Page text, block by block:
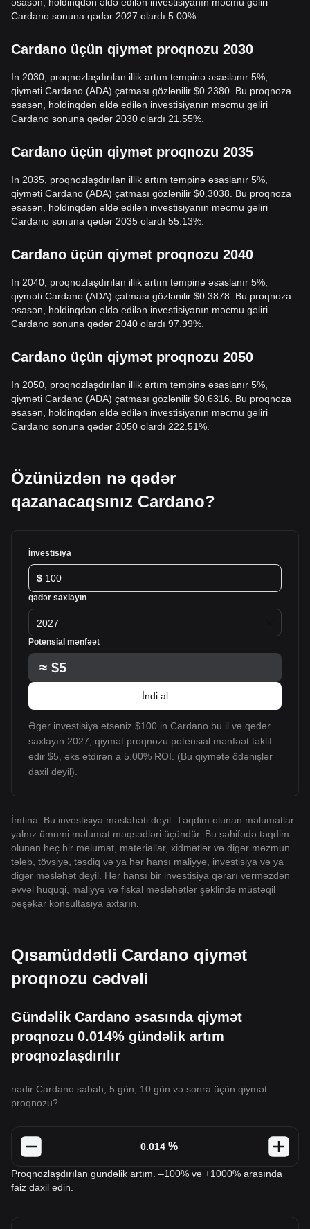
Cardano sonuna qədər 2027 olardı 5.00%.
Cardano üçün qiymət proqnozu 2030
In 2030, proqnozlaşdırılan illik artım tempinə əsaslanır 5%,
qiyməti Cardano (ADA) çatması gözlənilir $0.2380. Bu proqnoza
əsasən, holdinqdən əldə edilən investisiyanın məcmu gəliri
Cardano sonuna qədər 2030 olardı 21.55%.
Cardano üçün qiymət proqnozu 2035
In 2035, proqnozlaşdırılan illik artım tempinə əsaslanır 5%,
qiyməti Cardano (ADA) çatması gözlənilir $0.3038. Bu proqnoza
əsasən, holdinqdən əldə edilən investisiyanın məcmu gəliri
Cardano sonuna qədər 2035 olardı 55.13%.
Cardano üçün qiymət proqnozu 2040
In 2040, proqnozlaşdırılan illik artım tempinə əsaslanır 5%,
qiyməti Cardano (ADA) çatması gözlənilir $0.3878. Bu proqnoza
əsasən, holdinqdən əldə edilən investisiyanın məcmu gəliri
Cardano sonuna qədər 2040 olardı 97.99%.
Cardano üçün qiymət proqnozu 2050
In 2050, proqnozlaşdırılan illik artım tempinə əsaslanır 5%,
qiyməti Cardano (ADA) çatması gözlənilir $0.6316. Bu proqnoza
əsasən, holdinqdən əldə edilən investisiyanın məcmu gəliri
Cardano sonuna qədər 2050 olardı 222.51%.
Özünüzdən nə qədər
qazanacaqsınız Cardano?
İnvestisiya
$
qədər saxlayın
2027
Potensial mənfəət
≈ $5
İndi al
Əgər investisiya etsəniz $100 in Cardano bu il və qədər
saxlayın 2027, qiymət proqnozu potensial mənfəət təklif
edir $5, əks etdirən a 5.00% ROI. (Bu qiymətə ödənişlər
daxil deyil).
İmtina: Bu investisiya məsləhəti deyil. Təqdim olunan məlumatlar
yalnız ümumi məlumat məqsədləri üçündür. Bu səhifədə təqdim
olunan heç bir məlumat, materiallar, xidmətlər və digər məzmun
tələb, tövsiyə, təsdiq və ya hər hansı maliyyə, investisiya və ya
digər məsləhət deyil. Hər hansı bir investisiya qərarı verməzdən
əvvəl hüquqi, maliyyə və fiskal məsləhətlər şəklində müstəqil
peşəkar konsultasiya axtarın.
Qısamüddətli Cardano qiymət
proqnozu cədvəli
Gündəlik Cardano əsasında qiymət
proqnozu 0.014% gündəlik artım
proqnozlaşdırılır
nədir Cardano sabah, 5 gün, 10 gün və sonra üçün qiymət
proqnozu?
%
Proqnozlaşdırılan gündəlik artım. –100% və +1000% arasında
faiz daxil edin.